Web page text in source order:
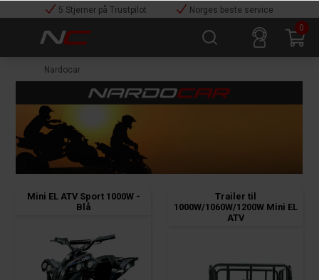
5 Stjerner på Trustpilot
Norges beste service
0
Nardocar
Mini EL ATV Sport 1000W -
Blå
Trailer til
1000W/1060W/1200W Mini EL
ATV